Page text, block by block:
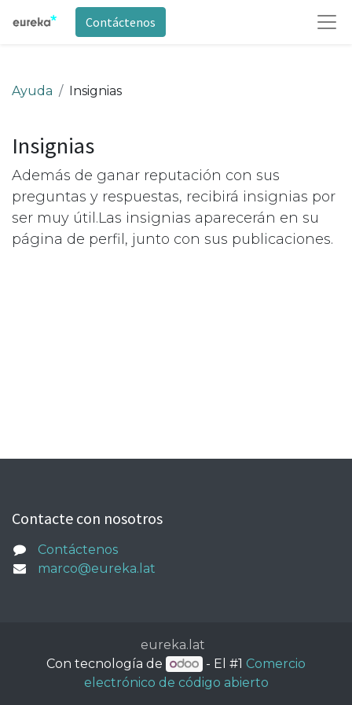
Contáctenos
Ayuda Insignias
Insignias
Además de ganar reputación con sus
preguntas y respuestas, recibirá insignias por
ser muy útil.Las insignias aparecerán en su
página de perfil, junto con sus publicaciones.
Contacte con nosotros
Contáctenos
marco@eureka.lat
eureka.lat
Con tecnología de
- El #1 Comercio
electrónico de código abierto